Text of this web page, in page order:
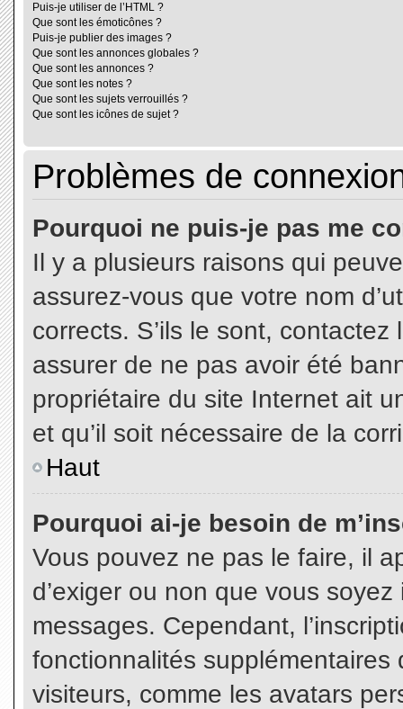
Puis-je utiliser de l’HTML ?
Que sont les émoticônes ?
Puis-je publier des images ?
Que sont les annonces globales ?
Que sont les annonces ?
Que sont les notes ?
Que sont les sujets verrouillés ?
Que sont les icônes de sujet ?
Problèmes de
Pourquoi ne puis-je pas me
Il y a plusieurs raisons qui
assurez-vous que votre nom
corrects. S’ils le sont,
assurer de ne pas avoir été
propriétaire du site Internet ait
et qu’il soit nécessaire de la
Haut
Pourquoi ai-je besoin de
Vous pouvez ne pas le faire, il
d’exiger ou non que vous
messages. Cependant,
fonctionnalités
visiteurs, comme les avatars